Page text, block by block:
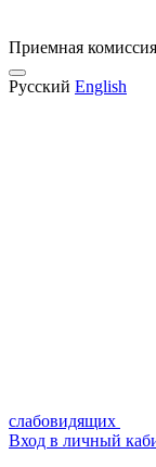
Приемная
Русский English
слабовидящих
Вход в личный